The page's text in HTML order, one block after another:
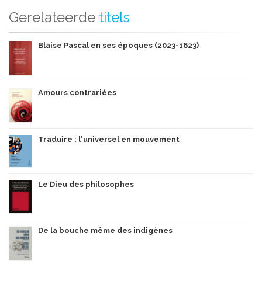
Gerelateerde titels
Blaise Pascal en ses époques (2023-1623)
Amours contrariées
Traduire : l'universel en mouvement
Le Dieu des philosophes
De la bouche même des indigènes